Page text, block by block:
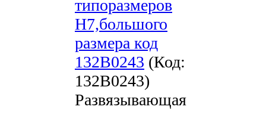
типоразмеров
H7,большого
размера код
132B0243 (Код:
132B0243)
Развязывающая